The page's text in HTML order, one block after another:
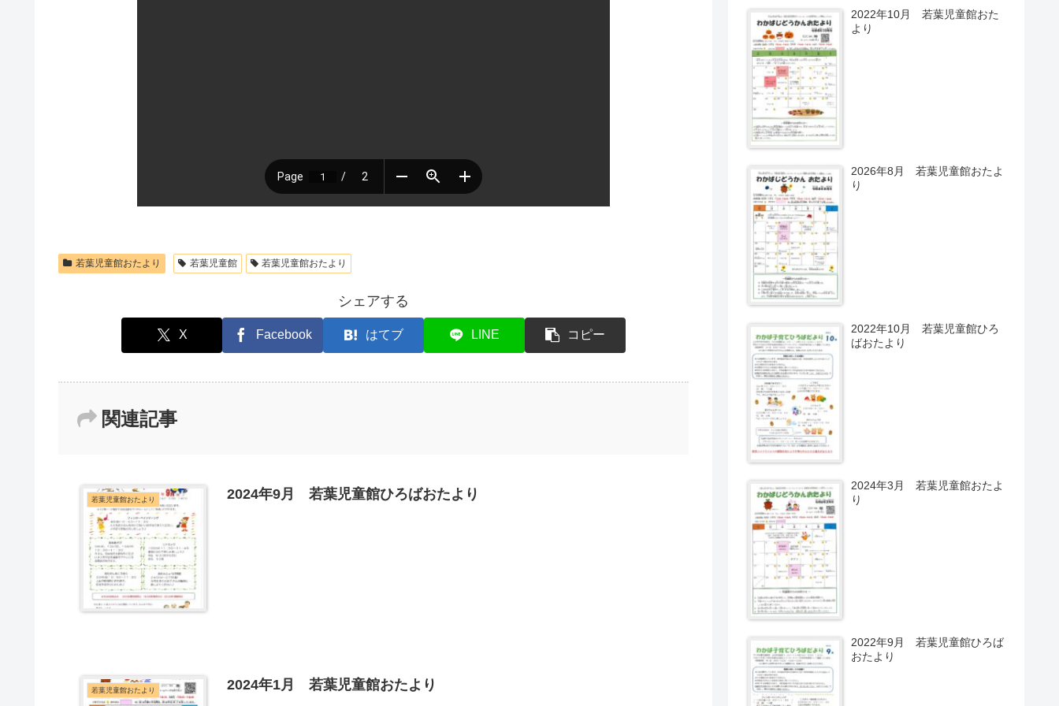
若葉児童館おたより 若葉児童館 若葉児童館おたより
シェアする
X Facebook はてブ LINE コピー
関連記事
若葉児童館おたより 2024年9月 若葉児童館ひろばおたより
若葉児童館おたより 2024年1月 若葉児童館おたより
2022年10月 若葉児童館おた
より
2026年8月 若葉児童館おたよ
り
2022年10月 若葉児童館ひろ
ばおたより
2024年3月 若葉児童館おたよ
り
2022年9月 若葉児童館ひろば
おたより